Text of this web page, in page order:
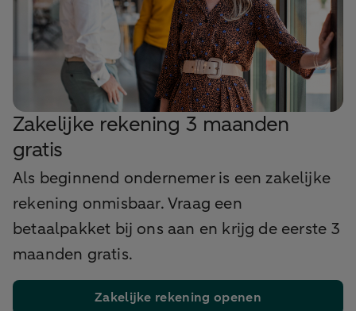
Zakelijke rekening 3 maanden
gratis
Als beginnend ondernemer is een zakelijke
rekening onmisbaar. Vraag een
betaalpakket bij ons aan en krijg de eerste 3
maanden gratis.
Zakelijke rekening openen